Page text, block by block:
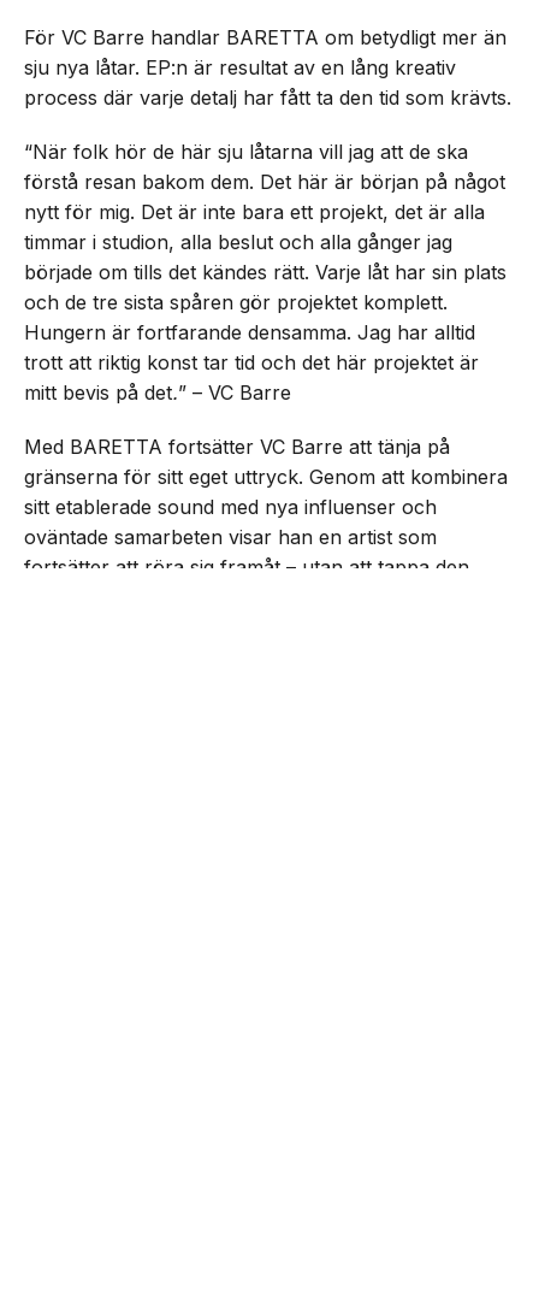
För VC Barre handlar BARETTA om betydligt mer än
sju nya låtar. EP:n är resultat av en lång kreativ
process där varje detalj har fått ta den tid som krävts.
“När folk hör de här sju låtarna vill jag att de ska
förstå resan bakom dem. Det här är början på något
nytt för mig. Det är inte bara ett projekt, det är alla
timmar i studion, alla beslut och alla gånger jag
började om tills det kändes rätt. Varje låt har sin plats
och de tre sista spåren gör projektet komplett.
Hungern är fortfarande densamma. Jag har alltid
trott att riktig konst tar tid och det här projektet är
mitt bevis på det.” – VC Barre
Med BARETTA fortsätter VC Barre att tänja på
gränserna för sitt eget uttryck. Genom att kombinera
sitt etablerade sound med nya influenser och
oväntade samarbeten visar han en artist som
fortsätter att röra sig framåt – utan att tappa den